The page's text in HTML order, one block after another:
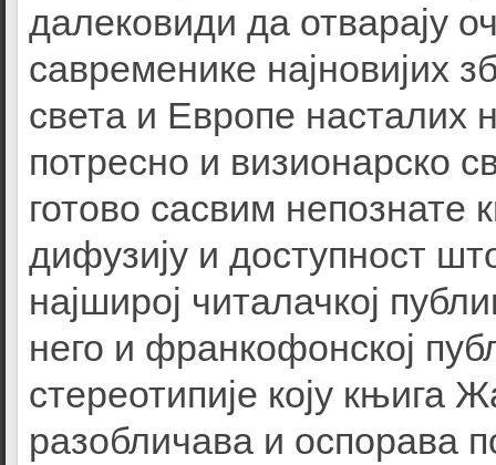
далековиди да отварају
савременике најновијих
света и Европе насталих
потресно и визионарско
готово сасвим непознате
дифузију и доступност
најширој читалачкој
него и франкофонској
стереотипије коју књига
разобличава и оспорава